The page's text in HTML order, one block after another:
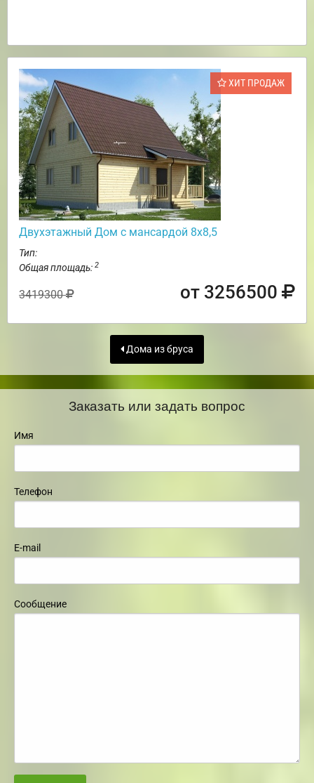
ХИТ ПРОДАЖ
Двухэтажный Дом с мансардой 8х8,5
Тип:
Общая площадь: 2
3419300 от 3256500
Дома из бруса
Заказать или задать вопрос
Имя
Телефон
E-mail
Сообщение